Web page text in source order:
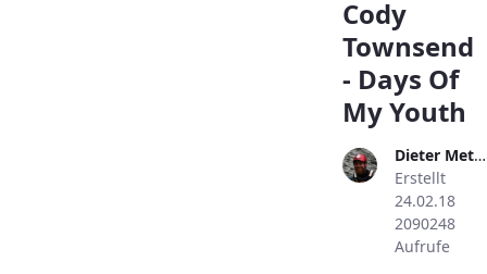
Cody
Townsend
- Days Of
My Youth
Dieter Metzler
Erstellt
24.02.18
2090248
Aufrufe